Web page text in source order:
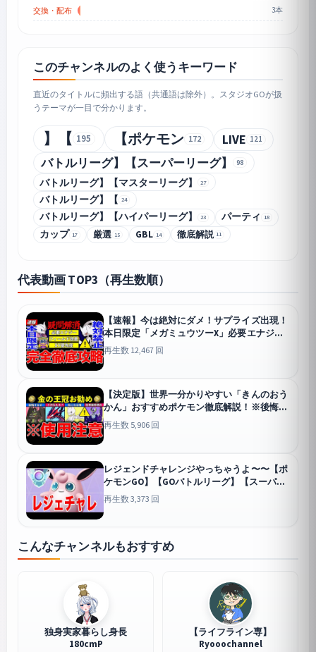
交換・配布 3本
このチャンネルのよく使うキーワード
直近のタイトルに頻出する語（共通語は除外）。スタジオGOが扱
うテーマが一目で分かります。
】【 195 【ポケモン 172 LIVE 121
バトルリーグ】【スーパーリーグ】 98
バトルリーグ】【マスターリーグ】 27
バトルリーグ】【 24
バトルリーグ】【ハイパーリーグ】 23 パーティ 18
カップ 17 厳選 15 GBL 14 徹底解説 11
代表動画 TOP3（再生数順）
【速報】今は絶対にダメ！サプライズ出現！
本日限定「メガミュウツーX」必要エナジー
は？フィールド効果は？GOフェスの疑問を
徹底解説！【ポケモンGO】【GOバトルリー
再生数 12,467 回
【決定版】世界一分かりやすい「きんのおう
かん」おすすめポケモン徹底解説！※後悔し
ないでください【ポケモンGO】【GOバトル
リーグ】【マスターリーグ】【マスターリー
再生数 5,906 回
レジェンドチャレンジやっちゃうよ〜〜【ポ
ケモンGO】【GOバトルリーグ】【スーパー
リーグ】
GO
再生数 3,373 回
こんなチャンネルもおすすめ
独身実家暮らし身長
180cmP
【ライフライン専】
Ryooochannel